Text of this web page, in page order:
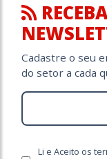
Cadastre o seu
do setor a cada
Li e Aceito os